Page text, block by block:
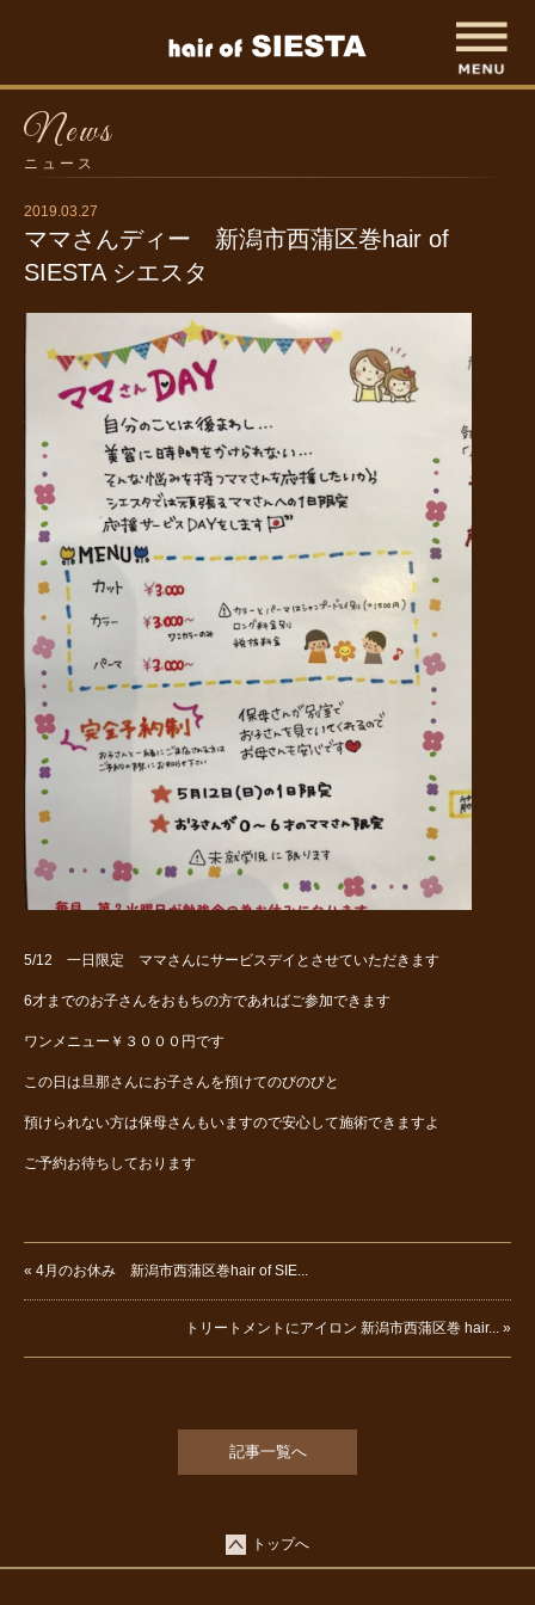
News
ニュース
2019.03.27
ママさんディー 新潟市西蒲区巻hair of
SIESTA シエスタ
5/12 一日限定 ママさんにサービスデイとさせていただきます
6才までのお子さんをおもちの方であればご参加できます
ワンメニュー￥３０００円です
この日は旦那さんにお子さんを預けてのびのびと
預けられない方は保母さんもいますので安心して施術できますよ
ご予約お待ちしております
« 4月のお休み 新潟市西蒲区巻hair of SIE...
トリートメントにアイロン 新潟市西蒲区巻 hair... »
記事一覧へ
トップへ